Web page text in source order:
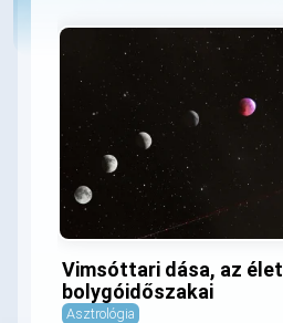
Vimsóttari dása, az élet
bolygóidőszakai
Asztrológia